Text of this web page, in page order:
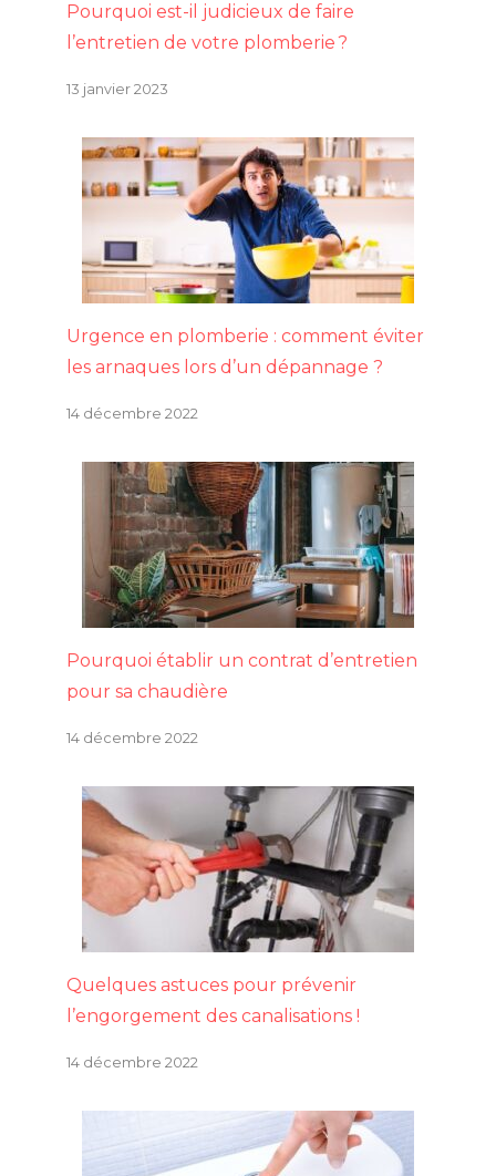
Pourquoi est-il judicieux de faire
l’entretien de votre plomberie ?
13 janvier 2023
Urgence en plomberie : comment éviter
les arnaques lors d’un dépannage ?
14 décembre 2022
Pourquoi établir un contrat d’entretien
pour sa chaudière
14 décembre 2022
Quelques astuces pour prévenir
l’engorgement des canalisations !
14 décembre 2022